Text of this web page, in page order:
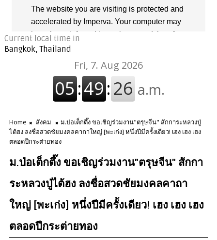
Current local time in
Bangkok, Thailand
Home สังคม
ม.ป่อเต็กตึ๊ง ขอเชิญร่วมงาน"ตรุษจีน" สักการะหลวงปู่
ไต้ฮง ลงชื่อสวดชัยมงคลคาถาใหญ่ [พะเก่ง] หนึ่งปีมีครั้งเดียว! เฮง เฮง เฮง
ตลอดปีกระต่ายทอง
ม.ป่อเต็กตึ๊ง ขอเชิญร่วมงาน"ตรุษจีน" สักกา
ระหลวงปู่ไต้ฮง ลงชื่อสวดชัยมงคลคาถา
ใหญ่ [พะเก่ง] หนึ่งปีมีครั้งเดียว! เฮง เฮง เฮง
ตลอดปีกระต่ายทอง